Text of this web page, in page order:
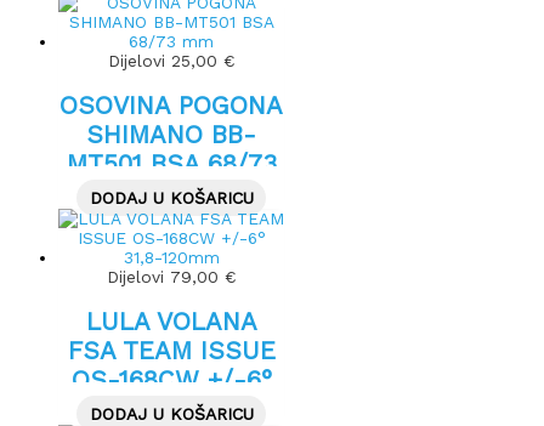
Dijelovi 25,00 €
OSOVINA POGONA
SHIMANO BB-
MT501 BSA 68/73
mm
DODAJ U KOŠARICU
Dijelovi 79,00 €
LULA VOLANA
FSA TEAM ISSUE
OS-168CW +/-6°
31,8-120mm
DODAJ U KOŠARICU